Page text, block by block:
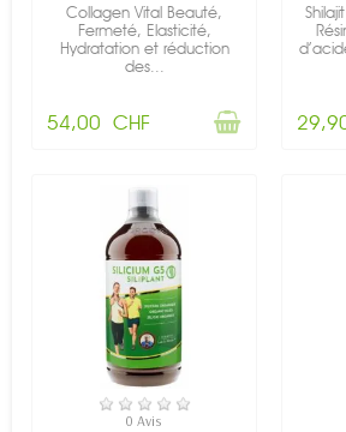
Collagen Vital Beauté,
Fermeté, Elasticité,
Hydratation et réduction
des...
54,00 CHF
EN STOCK
0 Avis